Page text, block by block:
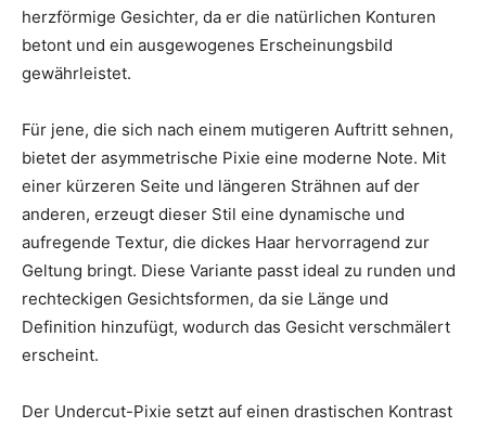
herzförmige Gesichter, da er die natürlichen Konturen
betont und ein ausgewogenes Erscheinungsbild
gewährleistet.
Für jene, die sich nach einem mutigeren Auftritt sehnen,
bietet der asymmetrische Pixie eine moderne Note. Mit
einer kürzeren Seite und längeren Strähnen auf der
anderen, erzeugt dieser Stil eine dynamische und
aufregende Textur, die dickes Haar hervorragend zur
Geltung bringt. Diese Variante passt ideal zu runden und
rechteckigen Gesichtsformen, da sie Länge und
Definition hinzufügt, wodurch das Gesicht verschmälert
erscheint.
Der Undercut-Pixie setzt auf einen drastischen Kontrast